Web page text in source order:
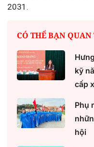
2031.
CÓ THỂ BẠN QUAN
kỹ
cấp
Phụ
hội